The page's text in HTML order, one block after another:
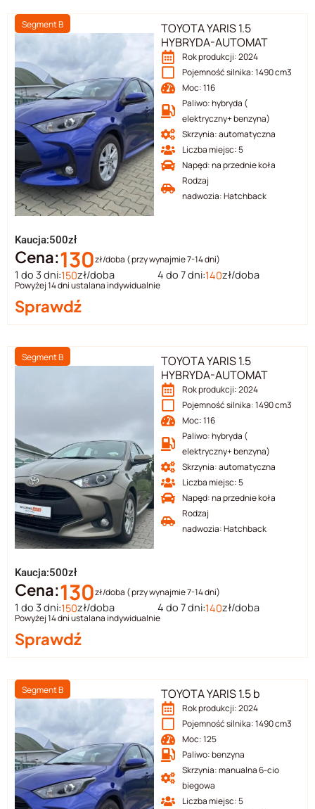
Segment B
TOYOTA YARIS 1.5
HYBRYDA-AUTOMAT
Rok produkcji: 2024
Pojemność silnika: 1490 cm3
Moc: 116
Paliwo: hybryda (
elektryczny+ benzyna)
Skrzynia: automatyczna
Liczba miejsc: 5
Napęd: na przednie koła
Rodzaj
nadwozia: Hatchback
Kaucja:500zł
Cena:130zł/doba ( przy wynajmie 7-14 dni)
1 do 3 dni:150zł/doba 4 do 7 dni:140zł/doba
Powyżej 14 dni ustalana indywidualnie
Sprawdź
Segment B
TOYOTA YARIS 1.5
HYBRYDA-AUTOMAT
Rok produkcji: 2024
Pojemność silnika: 1490 cm3
Moc: 116
Paliwo: hybryda (
elektryczny+ benzyna)
Skrzynia: automatyczna
Liczba miejsc: 5
Napęd: na przednie koła
Rodzaj
nadwozia: Hatchback
Kaucja:500zł
Cena:130zł/doba ( przy wynajmie 7-14 dni)
1 do 3 dni:150zł/doba 4 do 7 dni:140zł/doba
Powyżej 14 dni ustalana indywidualnie
Sprawdź
Segment B TOYOTA YARIS 1.5 b
Rok produkcji: 2024
Pojemność silnika: 1490 cm3
Moc: 125
Paliwo: benzyna
Skrzynia: manualna 6-cio
biegowa
Liczba miejsc: 5
odwiedzania naszej
strony, zwiększasz
szansę na
zobaczenie
spersonalizowanych
treści i ofert.